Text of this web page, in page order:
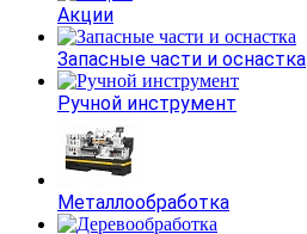
Акции
Запасные части и оснастка
Ручной инструмент
Металлообработка